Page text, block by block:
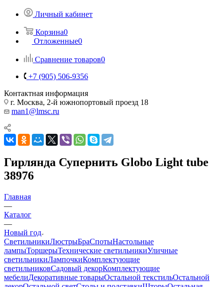
Личный кабинет
Корзина0
Отложенные0
Сравнение товаров0
+7 (905) 506-9356
Контактная информация
г. Москва, 2-й южнопортовый проезд 18
man1@lmsc.ru
Гирлянда Супернить Globo Light tube
38976
Главная
—
Каталог
—
Новый год
СветильникиЛюстрыБраСпотыНастольные
лампыТоршерыТехнические светильникиУличные
светильникиЛампочкиКомплектующие
светильниковСадовый декорКомплектующие
мебелиДекоративные товарыОстальной текстильОстальной